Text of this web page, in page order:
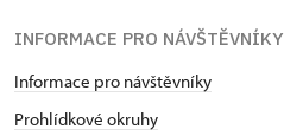
INFORMACE PRO NÁVŠTĚVNÍKY
Informace pro návštěvníky
Prohlídkové okruhy